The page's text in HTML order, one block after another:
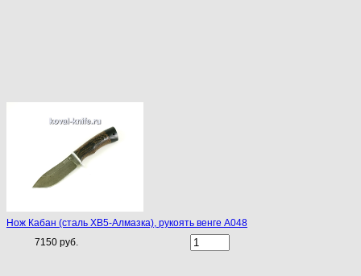
Нож Кабан (сталь ХВ5-Алмазка), рукоять венге A048
7150 руб.